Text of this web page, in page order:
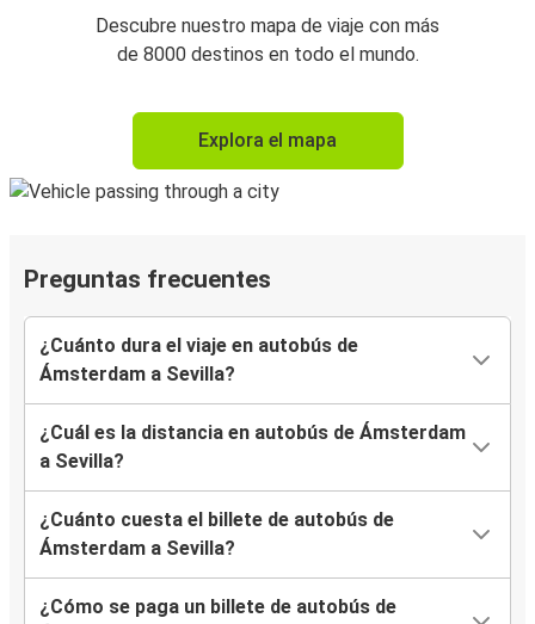
Descubre nuestro mapa de viaje con más
de 8000 destinos en todo el mundo.
Explora el mapa
Preguntas frecuentes
¿Cuánto dura el viaje en autobús de
Ámsterdam a Sevilla?
¿Cuál es la distancia en autobús de Ámsterdam
a Sevilla?
¿Cuánto cuesta el billete de autobús de
Ámsterdam a Sevilla?
¿Cómo se paga un billete de autobús de